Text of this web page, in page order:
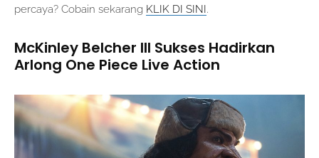
percaya? Cobain sekarang KLIK DI SINI.
McKinley Belcher III Sukses Hadirkan
Arlong One Piece Live Action